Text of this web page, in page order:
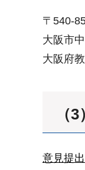
〒540-
大阪市
大阪府
（
意見提